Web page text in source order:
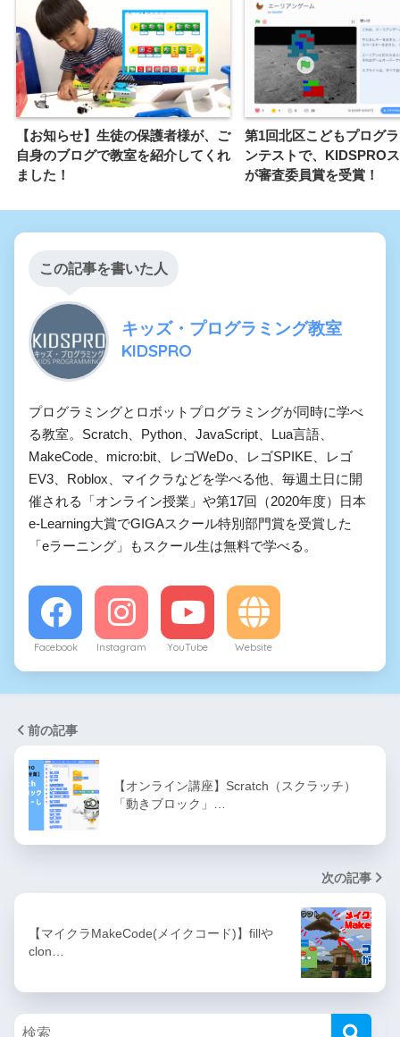
【お知らせ】生徒の保護者様が、ご
自身のブログで教室を紹介してくれ
ました！
第1回北区こどもプログ
ンテストで、KIDSPRO
が審査委員賞を受賞！
この記事を書いた人
キッズ・プログラミング教室
KIDSPRO
プログラミングとロボットプログラミングが同時に学べ
る教室。Scratch、Python、JavaScript、Lua言語、
MakeCode、micro:bit、レゴWeDo、レゴSPIKE、レゴ
EV3、Roblox、マイクラなどを学べる他、毎週土日に開
催される「オンライン授業」や第17回（2020年度）日本
e-Learning大賞でGIGAスクール特別部門賞を受賞した
「eラーニング」もスクール生は無料で学べる。
Facebook Instagram YouTube Website
前の記事
【オンライン講座】Scratch（スクラッチ）
「動きブロック」…
次の記事
【マイクラMakeCode(メイクコード)】fillや
clon…